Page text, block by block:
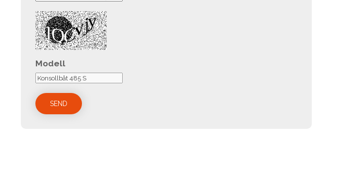
Modell